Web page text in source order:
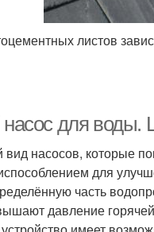
листов
для воды.
насосов, которые
для
часть
давление